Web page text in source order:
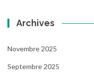
Archives
Novembre 2025
Septembre 2025